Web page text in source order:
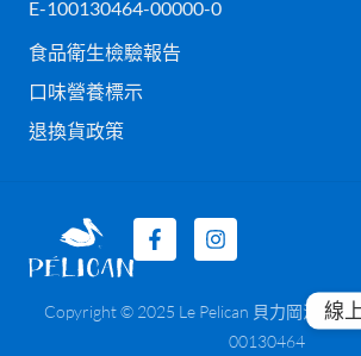
E-100130464-00000-0
食品衛生檢驗報告
口味營養標示
退換貨政策
Copyright © 2025 Le Pelican 貝力岡法式冰
00130464
線